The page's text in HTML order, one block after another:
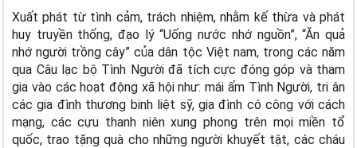
Xuất phát từ tình cảm, trách nhiệm, nhằm kế thừa và phát
huy truyền thống, đạo lý “Uống nước nhớ nguồn”, “Ăn quả
nhớ người trồng cây” của dân tộc Việt nam, trong các năm
qua Câu lạc bộ Tình Người đã tích cực đóng góp và tham
gia vào các hoạt động xã hội như: mái ấm Tình Người, tri ân
các gia đình thương binh liệt sỹ, gia đình có công với cách
mạng, các cựu thanh niên xung phong trên mọi miền tổ
quốc, trao tặng quà cho những người khuyết tật, các cháu